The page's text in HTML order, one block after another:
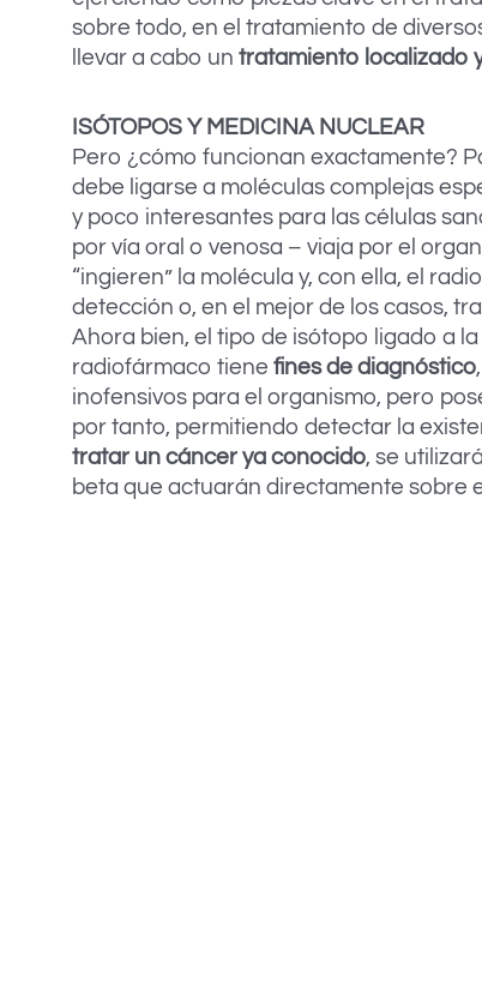
sobre todo, en el tratamiento de
llevar a cabo un tratamiento localizado
ISÓTOPOS Y MEDICINA NUCLEAR
Pero ¿cómo funcionan exactamente?
debe ligarse a moléculas complejas
y poco interesantes para las células
por vía oral o venosa – viaja por el
“ingieren” la molécula y, con ella, el
detección o, en el mejor de los casos,
Ahora bien, el tipo de isótopo ligado a
radiofármaco tiene fines de diagnóstico
inofensivos para el organismo, pero
por tanto, permitiendo detectar la
tratar un cáncer ya conocido, se
beta que actuarán directamente sobre